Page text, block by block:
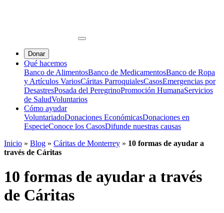
Donar
Qué hacemos
Banco de AlimentosBanco de MedicamentosBanco de Ropa
y Artículos VariosCáritas ParroquialesCasosEmergencias por
DesastresPosada del PeregrinoPromoción HumanaServicios
de SaludVoluntarios
Cómo ayudar
VoluntariadoDonaciones EconómicasDonaciones en
EspecieConoce los CasosDifunde nuestras causas
Inicio » Blog » Cáritas de Monterrey » 10 formas de ayudar a
través de Cáritas
10 formas de ayudar a través
de Cáritas